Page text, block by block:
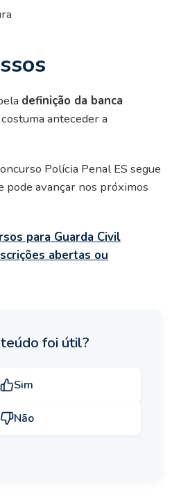
definição da banca
anteceder a
Polícia Penal ES segue
pode avançar nos próximos
para Guarda Civil
abertas ou
foi útil?
Sim
Não